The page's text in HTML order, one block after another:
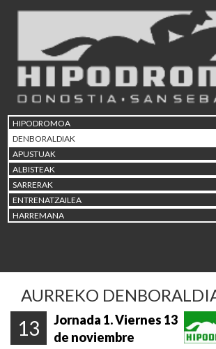
HIPODROMOA
DENBORALDIAK
APUSTUAK
ALBISTEAK
SARRERAK
ENTRENATZAILEA
HARREMANA
AURREKO
13
Jornada 1. Viernes 13
de noviembre